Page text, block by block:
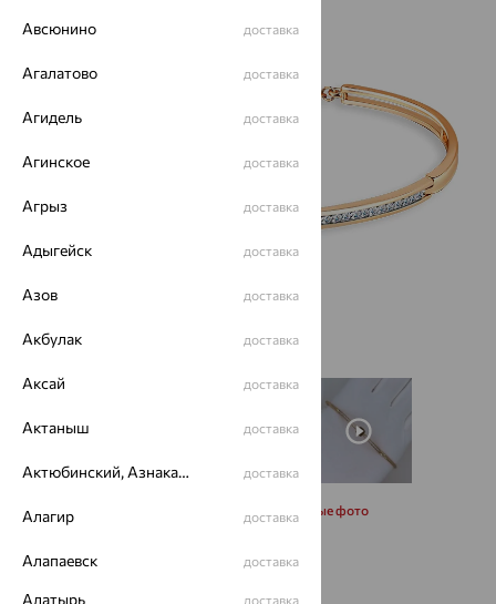
Запросить дополнительные фото
Размеры:
Авсюнино доставка
Агалатово доставка
Агидель доставка
Агинское доставка
Агрыз доставка
Адыгейск доставка
Азов доставка
Акбулак доставка
Аксай доставка
Актаныш доставка
Актюбинский, Азнакаевский район доставка
Алагир доставка
Алапаевск доставка
Алатырь доставка